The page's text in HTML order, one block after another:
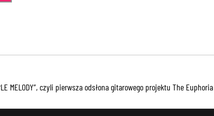
MELODY”, czyli pierwsza odsłona gitarowego projektu The